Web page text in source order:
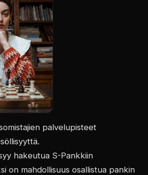
palvelupisteet
hakeutua S-Pankkiin
on mahdollisuus osallistua pankin